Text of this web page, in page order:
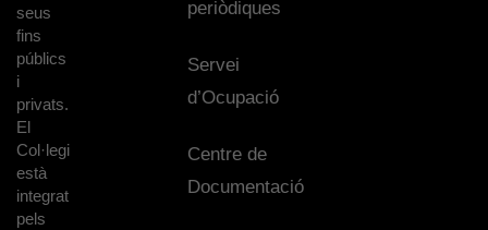
seus
fins
públics
i
privats.
El
Col·legi
està
integrat
pels
periòdiques
Servei
d’Ocupació
Centre de
Documentació